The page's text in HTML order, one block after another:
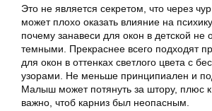
Это не является секретом, что через
может плохо оказать влияние на
почему занавеси для окон в детской не
темными. Прекраснее всего подходят
для окон в оттенках светлого цвета с
узорами. Не меньше принципиален и
Малыш может потянуть за штору, плюс
важно, чтоб карниз был неопасным.